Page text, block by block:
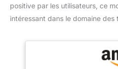
positive par les utilisateurs, ce
intéressant dans le domaine des